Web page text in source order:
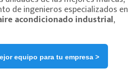
de ingenieros especializados en
acondicionado industrial,
equipo para tu empresa >